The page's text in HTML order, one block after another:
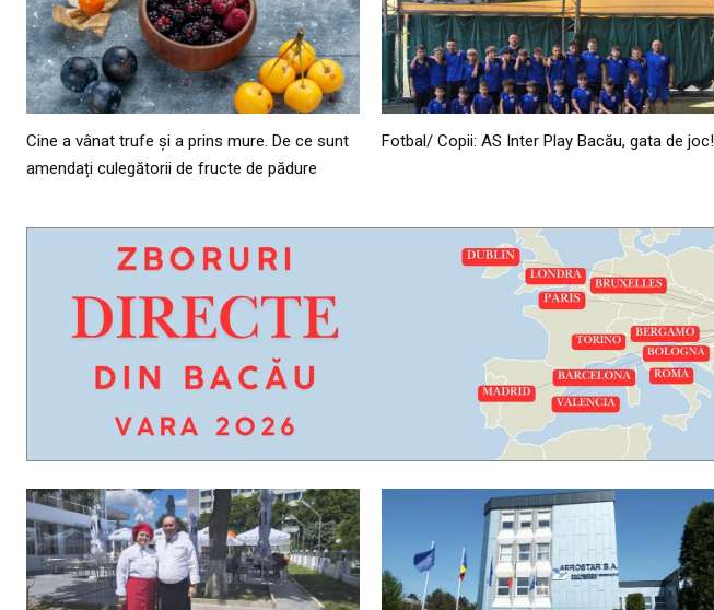
Cine a vânat trufe și a prins mure. De ce sunt
amendați culegătorii de fructe de pădure
Fotbal/ Copii: AS Inter Play Bacău, gata de joc!